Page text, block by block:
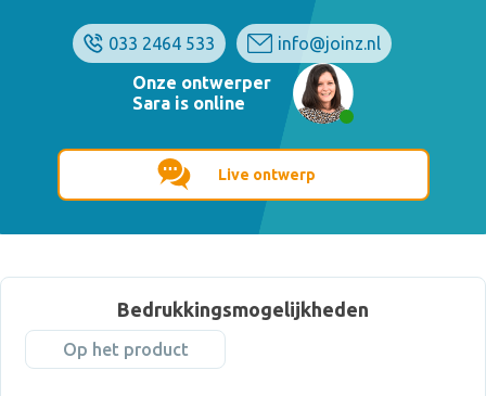
033 2464 533
info@joinz.nl
Onze ontwerper
Sara is online
Live ontwerp
Bedrukkingsmogelijkheden
Op het product